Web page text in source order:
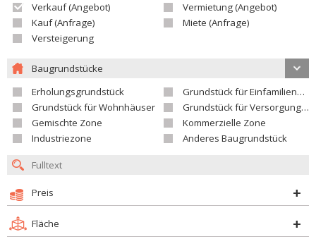
Verkauf (Angebot)
Vermietung (Angebot)
Kauf (Anfrage)
Miete (Anfrage)
Versteigerung
Baugrundstücke
Erholungsgrundstück
Grundstück für Einfamilienhäuser
Grundstück für Wohnhäuser
Grundstück für Versorgungseinrichtungen
Gemischte Zone
Kommerzielle Zone
Industriezone
Anderes Baugrundstück
Preis
Fläche